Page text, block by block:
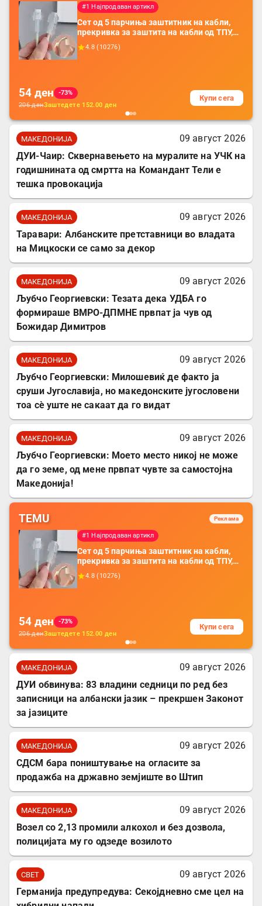
#1 Најпродаван артикл
Сет од 5 парчиња заштитник на кабли,
прекривка за заштита на кабли од ТПУ,
додатоци за заштита на кабли, без
батерија, за мобилни телефони, комплет
4.8 ( 10276)
54 ден
-73%
206денЗаштедете 152.00 ден
Купи сега
МАКЕДОНИЈА
09 август 2026
ДУИ-Чаир: Сквернавењето на муралите на УЧК на
годишнината од смртта на Командант Тели е
тешка провокација
МАКЕДОНИЈА
09 август 2026
Таравари: Албанските претставници во владата
на Мицкоски се само за декор
МАКЕДОНИЈА
09 август 2026
Љубчо Георгиевски: Тезата дека УДБА го
формираше ВМРО-ДПМНЕ првпат ја чув од
Божидар Димитров
МАКЕДОНИЈА
09 август 2026
Љубчо Георгиевски: Милошевиќ де факто ја
сруши Југославија, но македонските југословени
тоа сè уште не сакаат да го видат
МАКЕДОНИЈА
09 август 2026
Љубчо Георгиевски: Моето место никој не може
да го земе, од мене првпат чувте за самостојна
Македонија!
TEMU Реклама
#1 Најпродаван артикл
Сет од 5 парчиња заштитник на кабли,
прекривка за заштита на кабли од ТПУ,
додатоци за заштита на кабли, без
батерија, за мобилни телефони, комплет
4.8 ( 10276)
54 ден
-73%
206денЗаштедете 152.00 ден
Купи сега
МАКЕДОНИЈА
09 август 2026
ДУИ обвинува: 83 владини седници по ред без
записници на албански јазик – прекршен Законот
за јазиците
МАКЕДОНИЈА
09 август 2026
СДСМ бара поништување на огласите за
продажба на државно земјиште во Штип
МАКЕДОНИЈА
09 август 2026
Возел со 2,13 промили алкохол и без дозвола,
полицијата му го одзеде возилото
СВЕТ
09 август 2026
Германија предупредува: Секојдневно сме цел на